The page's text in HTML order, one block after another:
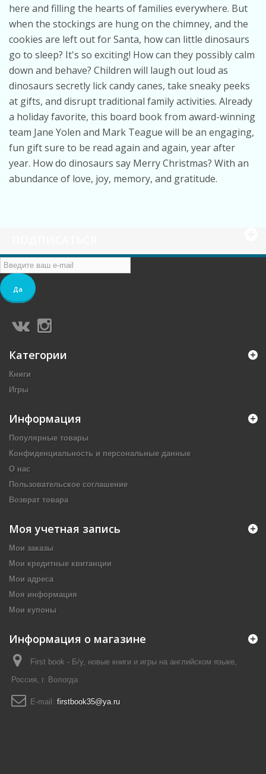
here and filling the hearts of families everywhere. But
when the stockings are hung on the chimney, and the
cookies are left out for Santa, how can little dinosaurs
go to sleep? It's so exciting! How can they possibly calm
down and behave? Children will laugh out loud as
dinosaurs secretly lick candy canes, take sneaky peeks
at gifts, and disrupt traditional family activities. Already
a holiday favorite, this board book from award-winning
team Jane Yolen and Mark Teague will be an engaging,
fun gift sure to be read again and again, year after
year. How do dinosaurs say Merry Christmas? With an
abundance of love, joy, memory, and gratitude.
Да
Категории
Книги
Игры
Информация
Популярные товары
Конфиденциальность и персональные данные
О нас
Пользовательское соглашение
Возврат товара
Моя учетная запись
Мои заказы
Мои кредитные квитанции
Мои адреса
Моя информация
Мои купоны
Информация о магазине
First book - Б/у, новые книги и игры на английском языке,
Россия, г. Вологда
E-mail: firstbook35@ya.ru